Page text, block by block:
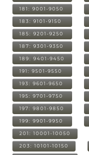
181: 9001-9050
183: 9101-9150
185: 9201-9250
187: 9301-9350
189: 9401-9450
191: 9501-9550
193: 9601-9650
195: 9701-9750
197: 9801-9850
199: 9901-9950
201: 10001-10050
203: 10101-10150